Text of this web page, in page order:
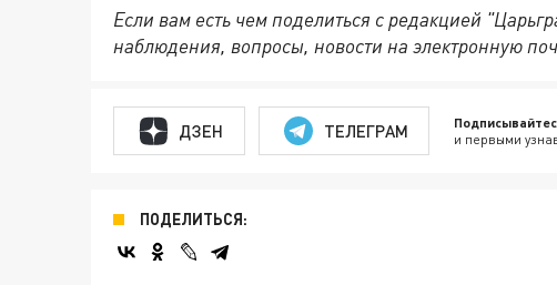
Если вам есть чем поделиться с редакцией
наблюдения, вопросы, новости на электронную
ДЗЕН ТЕЛЕГРАМ и первыми
ПОДЕЛИТЬСЯ: